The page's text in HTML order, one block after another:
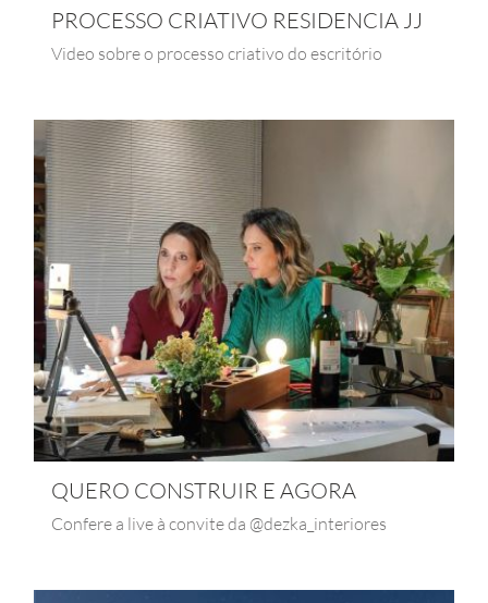
PROCESSO CRIATIVO RESIDENCIA JJ
Video sobre o processo criativo do escritório
QUERO CONSTRUIR E AGORA
Confere a live à convite da @dezka_interiores